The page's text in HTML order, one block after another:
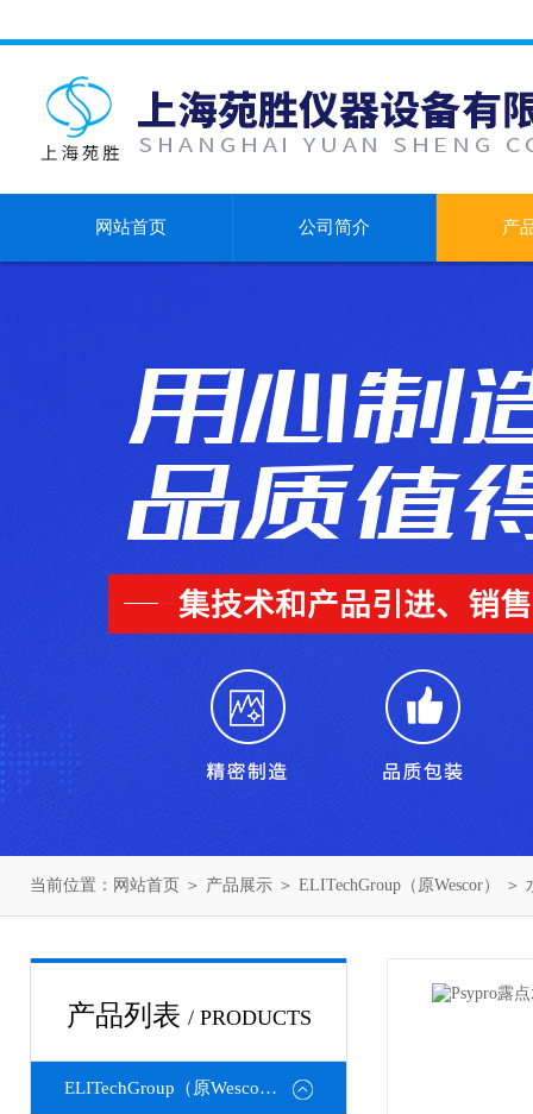
网站首页 公司简介 产
当前位置： 网站首页 ＞ 产品展示 ＞ ELITechGroup（原Wescor） ＞
产品列表 / PRODUCTS
ELITechGroup（原Wescor）